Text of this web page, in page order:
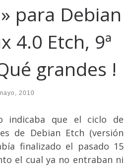
para Debian
4.0 Etch, 9ª
grandes !
2010
indicaba que el ciclo de
de Debian Etch (versión
finalizado el pasado 15
el cual ya no entraban ni